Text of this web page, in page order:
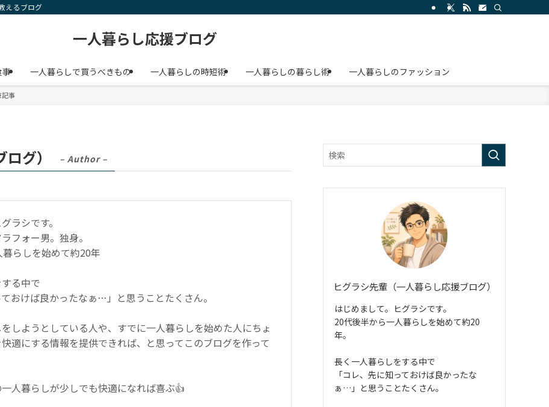
えるブログ
一人暮らし応援ブログ
事 一人暮らしで買うべきもの 一人暮らしの時短術 一人暮らしの暮らし術 一人暮らしのファッション
記事
グ） – Author –
ラシです。
フォー男。独身。
らしを始めて約20年
る中で
ておけば良かったなぁ…」と思うことたくさん。
しようとしている人や、すでに一人暮らしを始めた人にちょ
適にする情報を提供できれば、と思ってこのブログを作って
人暮らしが少しでも快適になれば喜ぶ👍
ヒグラシ先輩（一人暮らし応援ブログ）
はじめまして。ヒグラシです。
20代後半から一人暮らしを始めて約20
年。
長く一人暮らしをする中で
「コレ、先に知っておけば良かったな
ぁ…」と思うことたくさん。